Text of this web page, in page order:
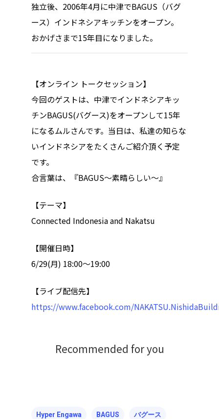
独立後、2006年4月に中津でBAGUS（バグ
ース）インドネシアキッチンをオープン。
おかげさまで15年目になりました。
【オンライン トークセッション】
今回のゲストは、中津でインドネシアキッ
チンBAGUS(バグース)をオープンして15年
になるムルさんです。当日は、私達の知らな
いインドネシアをたくさんご紹介頂く予定
です。
合言葉は、『BAGUS〜素晴らしい〜』
【テーマ】
Connected Indonesia and Nakatsu
【開催日時】
6/29(月) 18:00〜19:00
【ライブ配信先】
https://www.facebook.com/
Recommended for you
Hyper Engawa BAGUS バグース
ハイパー縁側@天満
ハイパー縁側@淀屋
ハイパー縁側@私市
ハイパー縁側@三輪
ハイパー縁側@夢キ
ハイパー縁側@阿倍
Archives